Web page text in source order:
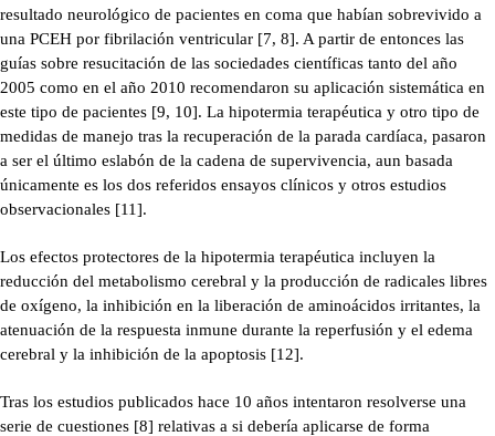
resultado neurológico de pacientes en coma que habían sobrevivido a
una PCEH por fibrilación ventricular [7, 8]. A partir de entonces las
guías sobre resucitación de las sociedades científicas tanto del año
2005 como en el año 2010 recomendaron su aplicación sistemática en
este tipo de pacientes [9, 10]. La hipotermia terapéutica y otro tipo de
medidas de manejo tras la recuperación de la parada cardíaca, pasaron
a ser el último eslabón de la cadena de supervivencia, aun basada
únicamente es los dos referidos ensayos clínicos y otros estudios
observacionales [11].
Los efectos protectores de la hipotermia terapéutica incluyen la
reducción del metabolismo cerebral y la producción de radicales libres
de oxígeno, la inhibición en la liberación de aminoácidos irritantes, la
atenuación de la respuesta inmune durante la reperfusión y el edema
cerebral y la inhibición de la apoptosis [12].
Tras los estudios publicados hace 10 años intentaron resolverse una
serie de cuestiones [8] relativas a si debería aplicarse de forma